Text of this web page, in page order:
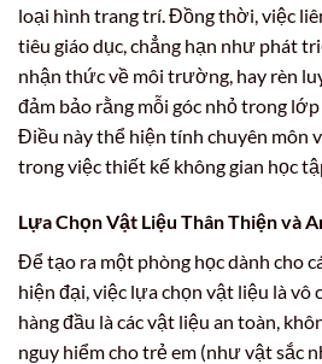
loại hình trang trí. Đồng thời, việc
tiêu giáo dục, chẳng hạn như phát
nhận thức về môi trường, hay rèn
đảm bảo rằng mỗi góc nhỏ trong
Điều này thể hiện tính chuyên môn
trong việc thiết kế không gian học
Lựa Chọn Vật Liệu Thân Thiện và
Để tạo ra một phòng học dành cho
hiện đại, việc lựa chọn vật liệu là vô
hàng đầu là các vật liệu an toàn,
nguy hiểm cho trẻ em (như vật sắc